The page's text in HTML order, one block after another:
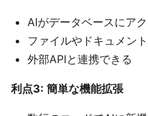
AIがデータベースにア
ファイルやドキュメン
外部APIと連携できる
利点3: 簡単な機能拡張